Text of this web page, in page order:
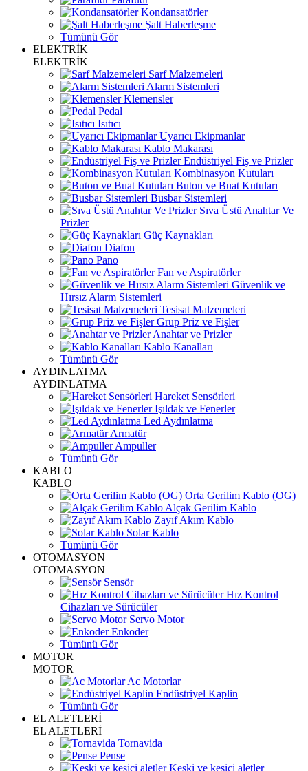
Kondansatörler
Şalt Haberleşme
Tümünü Gör
ELEKTRİK
ELEKTRİK
Sarf Malzemeleri
Alarm Sistemleri
Klemensler
Pedal
Isıtıcı
Uyarıcı Ekipmanlar
Kablo Makarası
Endüstriyel Fiş ve Prizler
Kombinasyon Kutuları
Buton ve Buat Kutuları
Busbar Sistemleri
Sıva Üstü Anahtar Ve
Prizler
Güç Kaynakları
Diafon
Pano
Fan ve Aspiratörler
Güvenlik ve
Hırsız Alarm Sistemleri
Tesisat Malzemeleri
Grup Priz ve Fişler
Anahtar ve Prizler
Kablo Kanalları
Tümünü Gör
AYDINLATMA
AYDINLATMA
Hareket Sensörleri
Işıldak ve Fenerler
Led Aydınlatma
Armatür
Ampuller
Tümünü Gör
KABLO
KABLO
Orta Gerilim Kablo (OG)
Alçak Gerilim Kablo
Zayıf Akım Kablo
Solar Kablo
Tümünü Gör
OTOMASYON
OTOMASYON
Sensör
Hız Kontrol
Cihazları ve Sürücüler
Servo Motor
Enkoder
Tümünü Gör
MOTOR
MOTOR
Ac Motorlar
Endüstriyel Kaplin
Tümünü Gör
EL ALETLERİ
EL ALETLERİ
Tornavida
Pense
Keski ve kesici aletler